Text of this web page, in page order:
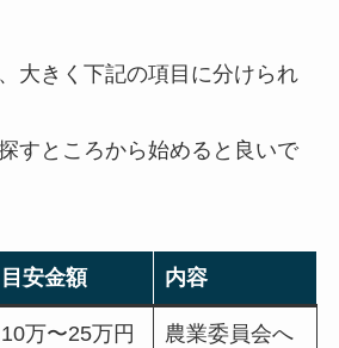
大きく下記の項目に分けられ
すところから始めると良いで
目安金額 内容
10万〜25万円
農業委員会へ